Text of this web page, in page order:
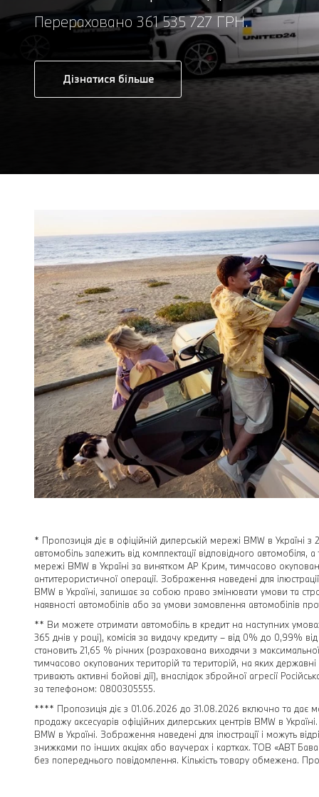
Перераховано 361 535 727 ГРН.
Дізнатися більше
* Пропозиція діє в офіційній дилерській мережі BMW в
автомобіль залежить від комплектації відповідного
мережі BMW в Україні за винятком АР Крим, тимчасово
антитерористичної операції. Зображення наведені для
BMW в Україні, залишає за собою право змінювати умови та
наявності автомобілів або за умови замовлення автомобілів
** Ви можете отримати автомобіль в кредит на наступних
365 днів у році), комісія за видачу кредиту – від 0% до 0,99%
становить 21,65 % річних (розрахована виходячи з
тимчасово окупованих територій та територій, на яких
тривають активні бойові дії), внаслідок збройної агресії
за телефоном: 0800305555.
**** Пропозиція діє з 01.06.2026 до 31.08.2026 включно та дає
продажу аксесуарів офіційних дилерських центрів BMW в
BMW в Україні. Зображення наведені для ілюстрації і можуть
знижками по інших акціях або ваучерах і картках. ТОВ «АВТ
без попереднього повідомлення. Кількість товару обмежена.